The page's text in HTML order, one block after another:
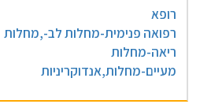
רופא
רפואה פנימית-מחלות לב-,מחלות
ריאה-מחלות
מעיים-מחלות,אנדוקריניות